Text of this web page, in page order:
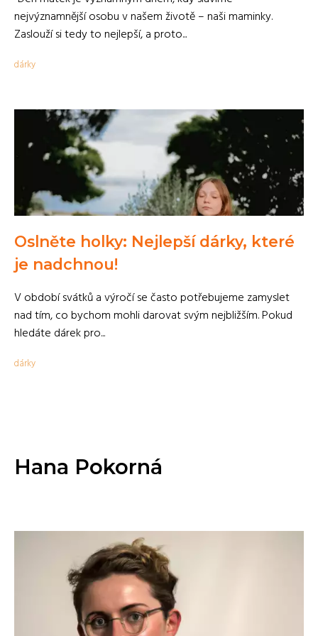
nejvýznamnější osobu v našem životě – naši maminky.
Zaslouží si tedy to nejlepší, a proto...
dárky
Oslněte holky: Nejlepší dárky, které
je nadchnou!
V období svátků a výročí se často potřebujeme zamyslet
nad tím, co bychom mohli darovat svým nejbližším. Pokud
hledáte dárek pro...
dárky
Hana Pokorná